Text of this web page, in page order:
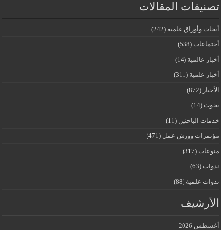
تصنيفات المقالات
أبحاث وأوراق علمية (242)
أجتماعات (538)
أخبار عالمية (14)
أخبار علمية (311)
الأخبار (872)
بحوث (14)
خدمات الباحثين (11)
مؤتمرات وورش عمل (471)
منوعات (317)
ندوات (63)
ندوات علمية (88)
الأرشيف
أغسطس 2026